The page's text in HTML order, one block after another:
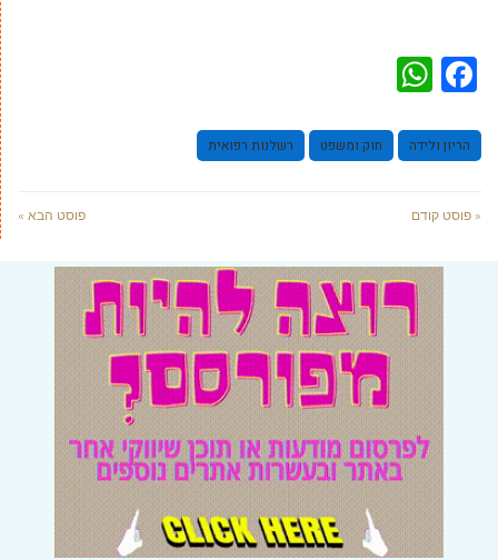
Facebook
הריון ולידה חוק ומשפט רשלנות רפואית
« פוסט קודם פוסט הבא »